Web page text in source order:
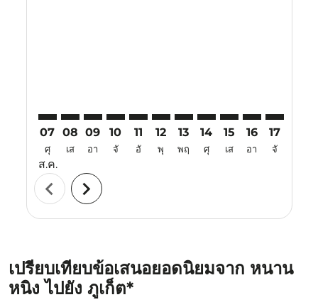
07
ศุ
ส.ค.
08
เส
09
อา
10
จั
11
อั
12
พุ
13
พฤ
14
ศุ
15
เส
16
อา
17
จั
chevron_left chevron_right
เปรียบเทียบข้อเสนอยอดนิยมจาก หนาน
หนิง ไปยัง ภูเก็ต*